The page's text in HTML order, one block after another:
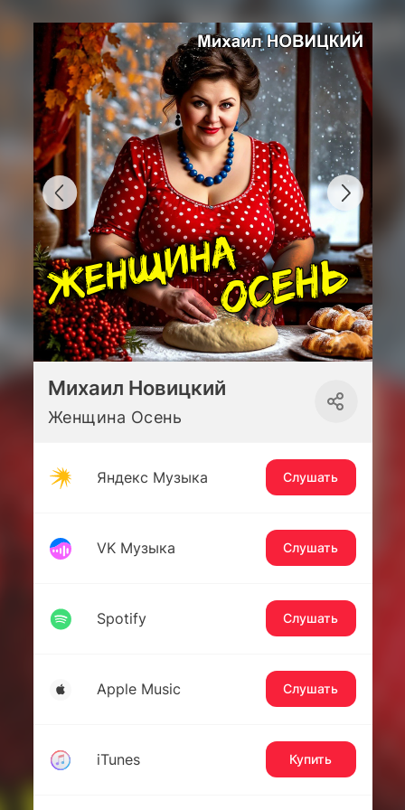
Михаил Новицкий
Женщина Осень
Яндекс Музыка Слушать
VK Музыка Слушать
Spotify Слушать
Apple Music Слушать
iTunes Купить